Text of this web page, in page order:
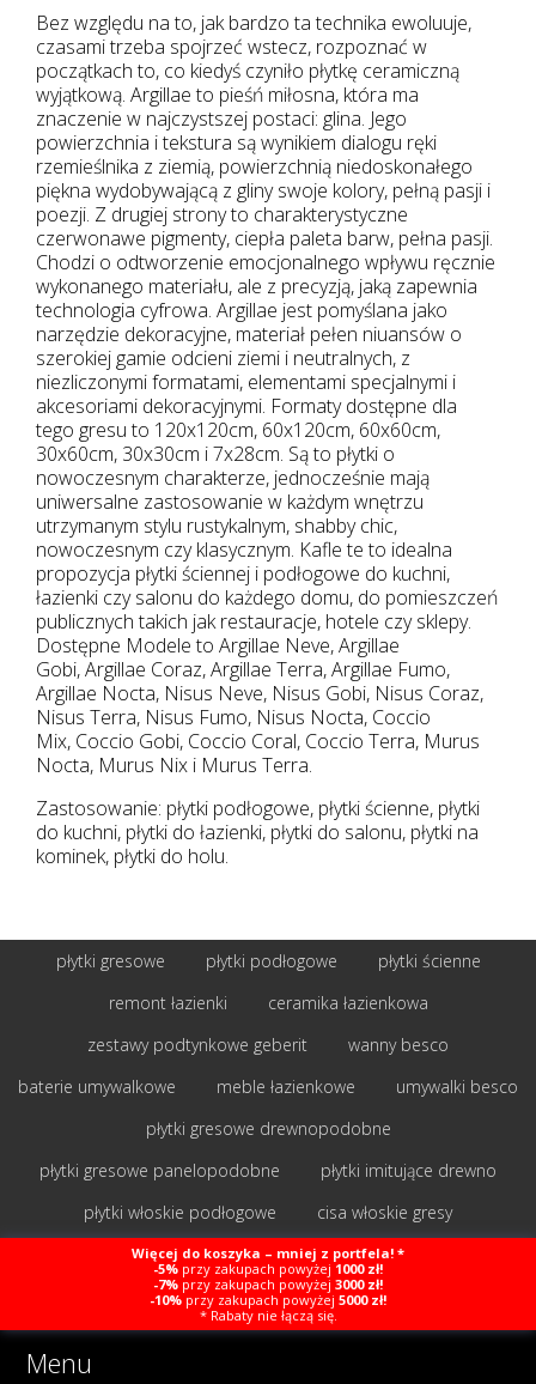
Bez względu na to, jak bardzo ta technika ewoluuje,
czasami trzeba spojrzeć wstecz, rozpoznać w
początkach to, co kiedyś czyniło płytkę ceramiczną
wyjątkową. Argillae to pieśń miłosna, która ma
znaczenie w najczystszej postaci: glina. Jego
powierzchnia i tekstura są wynikiem dialogu ręki
rzemieślnika z ziemią, powierzchnią niedoskonałego
piękna wydobywającą z gliny swoje kolory, pełną pasji i
poezji. Z drugiej strony to charakterystyczne
czerwonawe pigmenty, ciepła paleta barw, pełna pasji.
Chodzi o odtworzenie emocjonalnego wpływu ręcznie
wykonanego materiału, ale z precyzją, jaką zapewnia
technologia cyfrowa. Argillae jest pomyślana jako
narzędzie dekoracyjne, materiał pełen niuansów o
szerokiej gamie odcieni ziemi i neutralnych, z
niezliczonymi formatami, elementami specjalnymi i
akcesoriami dekoracyjnymi. Formaty dostępne dla
tego gresu to 120x120cm, 60x120cm, 60x60cm,
30x60cm, 30x30cm i 7x28cm. Są to płytki o
nowoczesnym charakterze, jednocześnie mają
uniwersalne zastosowanie w każdym wnętrzu
utrzymanym stylu rustykalnym, shabby chic,
nowoczesnym czy klasycznym. Kafle te to idealna
propozycja płytki ściennej i podłogowe do kuchni,
łazienki czy salonu do każdego domu, do pomieszczeń
publicznych takich jak restauracje, hotele czy sklepy.
Dostępne Modele to Argillae Neve, Argillae
Gobi, Argillae Coraz, Argillae Terra, Argillae Fumo,
Argillae Nocta, Nisus Neve, Nisus Gobi, Nisus Coraz,
Nisus Terra, Nisus Fumo, Nisus Nocta, Coccio
Mix, Coccio Gobi, Coccio Coral, Coccio Terra, Murus
Nocta, Murus Nix i Murus Terra.
Zastosowanie: płytki podłogowe, płytki ścienne, płytki
do kuchni, płytki do łazienki, płytki do salonu, płytki na
kominek, płytki do holu.
płytki gresowe płytki podłogowe
płytki ścienne
remont łazienki
ceramika łazienkowa
zestawy podtynkowe geberit
wanny besco
baterie umywalkowe
meble łazienkowe
umywalki besco
płytki gresowe drewnopodobne
płytki gresowe panelopodobne
płytki imitujące drewno
płytki włoskie podłogowe
cisa włoskie gresy
montaż systemów tarasowych
Menu
Więcej do koszyka – mniej z portfela! *
-5% przy zakupach powyżej 1000 zł!
-7% przy zakupach powyżej 3000 zł!
-10% przy zakupach powyżej 5000 zł!
* Rabaty nie łączą się.